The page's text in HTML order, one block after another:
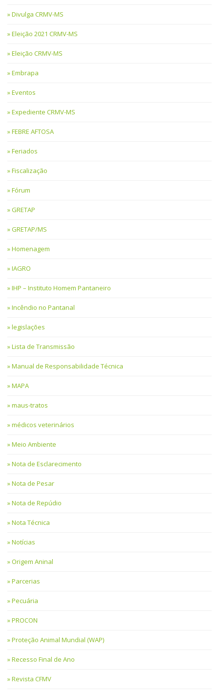
Divulga CRMV-MS
Eleição 2021 CRMV-MS
Eleição CRMV-MS
Embrapa
Eventos
Expediente CRMV-MS
FEBRE AFTOSA
Feriados
Fiscalização
Fórum
GRETAP
GRETAP/MS
Homenagem
IAGRO
IHP – Instituto Homem Pantaneiro
Incêndio no Pantanal
legislações
Lista de Transmissão
Manual de Responsabilidade Técnica
MAPA
maus-tratos
médicos veterinários
Meio Ambiente
Nota de Esclarecimento
Nota de Pesar
Nota de Repúdio
Nota Técnica
Notícias
Origem Aninal
Parcerias
Pecuária
PROCON
Proteção Animal Mundial (WAP)
Recesso Final de Ano
Revista CFMV